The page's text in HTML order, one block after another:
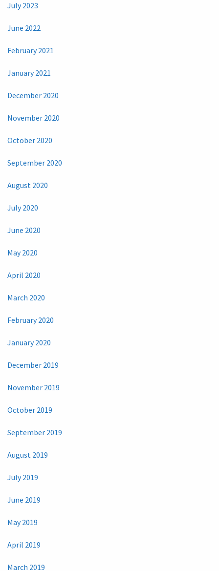
July 2023
June 2022
February 2021
January 2021
December 2020
November 2020
October 2020
September 2020
August 2020
July 2020
June 2020
May 2020
April 2020
March 2020
February 2020
January 2020
December 2019
November 2019
October 2019
September 2019
August 2019
July 2019
June 2019
May 2019
April 2019
March 2019